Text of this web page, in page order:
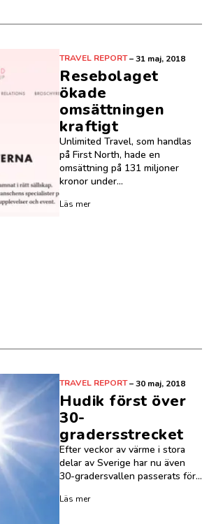
TRAVEL REPORT–31 maj, 2018
Resebolaget
ökade
omsättningen
kraftigt
Unlimited Travel, som handlas
på First North, hade en
omsättning på 131 miljoner
kronor under...
Läs mer
TRAVEL REPORT–30 maj, 2018
Hudik först över
30-
gradersstrecket
Efter veckor av värme i stora
delar av Sverige har nu även
30-gradersvallen passerats för...
Läs mer